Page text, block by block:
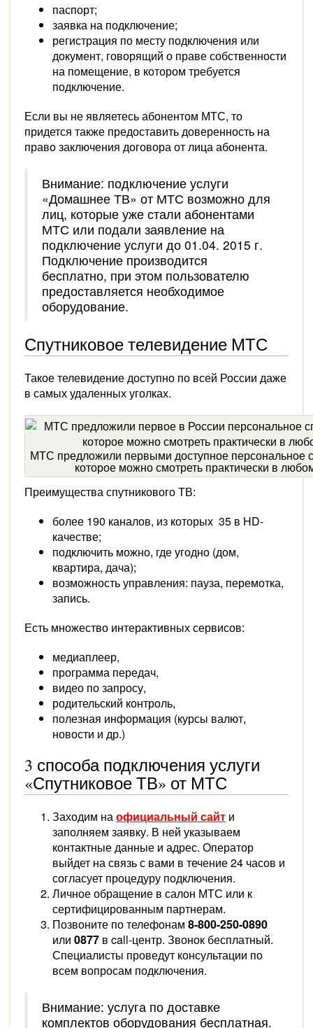
паспорт;
заявка на подключение;
регистрация по месту подключения или
документ, говорящий о праве собственности
на помещение, в котором требуется
подключение.
Если вы не являетесь абонентом МТС, то
придется также предоставить доверенность на
право заключения договора от лица абонента.
Внимание: подключение услуги
«Домашнее ТВ» от МТС возможно для
лиц, которые уже стали абонентами
МТС или подали заявление на
подключение услуги до 01.04. 2015 г.
Подключение производится
бесплатно, при этом пользователю
предоставляется необходимое
оборудование.
Спутниковое телевидение МТС
Такое телевидение доступно по всей России даже
в самых удаленных уголках.
МТС предложили первыми доступное персональное
которое можно смотреть практически в
Преимущества спутникового ТВ:
более 190 каналов, из которых 35 в HD-
качестве;
подключить можно, где угодно (дом,
квартира, дача);
возможность управления: пауза, перемотка,
запись.
Есть множество интерактивных сервисов:
медиаплеер,
программа передач,
видео по запросу,
родительский контроль,
полезная информация (курсы валют,
новости и др.)
3 способа подключения услуги
«Спутниковое ТВ» от МТС
Заходим наофициальный сайт и
заполняем заявку. В ней указываем
контактные данные и адрес. Оператор
выйдет на связь с вами в течение 24 часов и
согласует процедуру подключения.
Личное обращение в салон МТС или к
сертифицированным партнерам.
Позвоните по телефонам 8-800-250-0890
или 0877 в call-центр. Звонок бесплатный.
Специалисты проведут консультации по
всем вопросам подключения.
Внимание: услуга по доставке
комплектов оборудования бесплатная.